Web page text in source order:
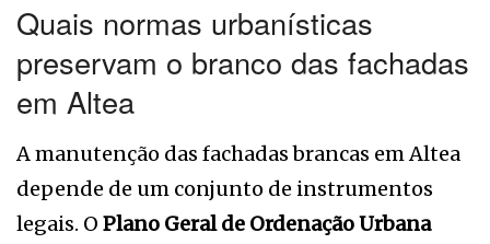
Quais normas urbanísticas
preservam o branco das fachadas
em Altea
A manutenção das fachadas brancas em Altea
depende de um conjunto de instrumentos
legais. O Plano Geral de Ordenação Urbana